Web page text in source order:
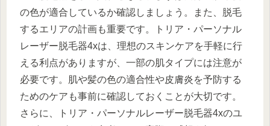
の色が適合しているか確認しましょう。また、脱毛
するエリアの計画も重要です。トリア・パーソナル
レーザー脱毛器4xは、理想のスキンケアを手軽に行
える利点がありますが、一部の肌タイプには注意が
必要です。肌や髪の色の適合性や皮膚炎を予防する
ためのケアも事前に確認しておくことが大切です。
さらに、トリア・パーソナルレーザー脱毛器4xのユ